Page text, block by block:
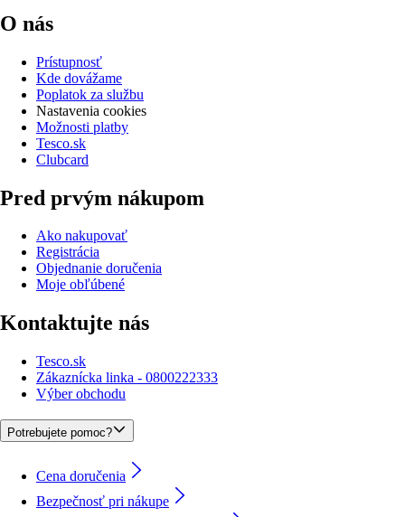
O nás
Prístupnosť
Kde dovážame
Poplatok za službu
Nastavenia cookies
Možnosti platby
Tesco.sk
Clubcard
Pred prvým nákupom
Ako nakupovať
Registrácia
Objednanie doručenia
Moje obľúbené
Kontaktujte nás
Tesco.sk
Zákaznícka linka - 0800222333
Výber obchodu
Potrebujete pomoc?
Cena doručenia
Bezpečnosť pri nákupe